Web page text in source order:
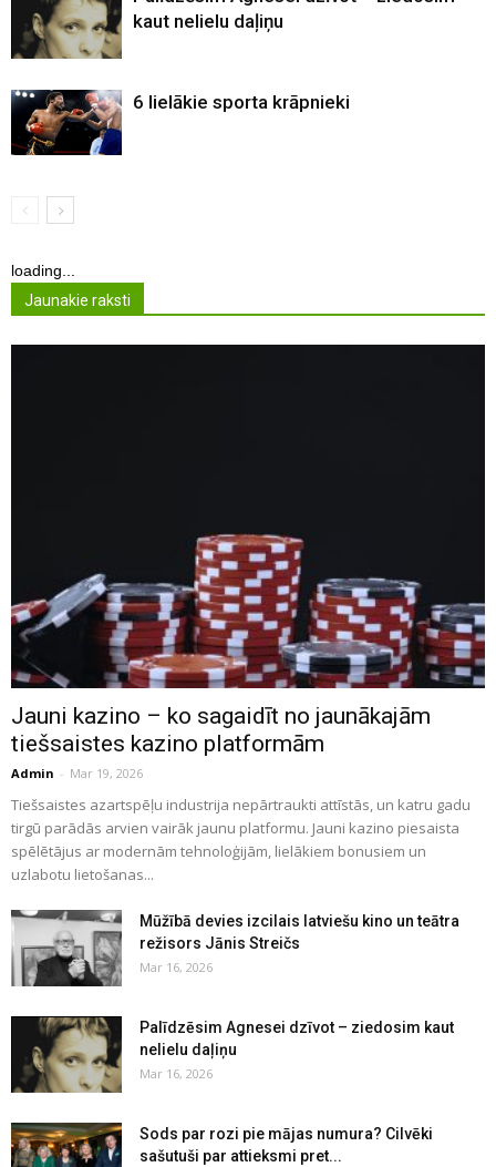
kaut nelielu daļiņu
6 lielākie sporta krāpnieki
loading...
Jaunakie raksti
Jauni kazino – ko sagaidīt no jaunākajām
tiešsaistes kazino platformām
Admin - Mar 19, 2026
Tiešsaistes azartspēļu industrija nepārtraukti attīstās, un katru gadu
tirgū parādās arvien vairāk jaunu platformu. Jauni kazino piesaista
spēlētājus ar modernām tehnoloģijām, lielākiem bonusiem un
uzlabotu lietošanas...
Mūžībā devies izcilais latviešu kino un teātra
režisors Jānis Streičs
Mar 16, 2026
Palīdzēsim Agnesei dzīvot – ziedosim kaut
nelielu daļiņu
Mar 16, 2026
Sods par rozi pie mājas numura? Cilvēki
sašutuši par attieksmi pret...